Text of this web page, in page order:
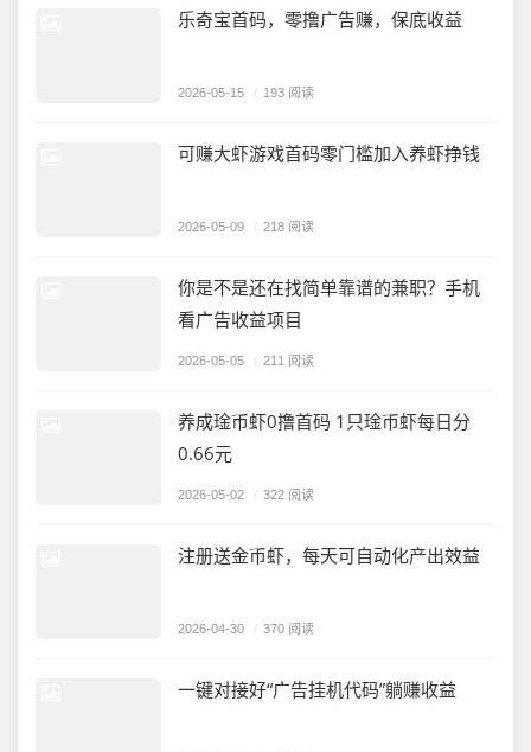
乐奇宝首码，零撸广告赚，保底收益
2026-05-15 / 193 阅读
可赚大虾游戏首码零门槛加入养虾挣钱
2026-05-09 / 218 阅读
你是不是还在找简单靠谱的兼职？手机
看广告收益项目
2026-05-05 / 211 阅读
养成琻币虾0撸首码 1只琻币虾每日分
0.66元
2026-05-02 / 322 阅读
注册送金币虾，每天可自动化产出效益
2026-04-30 / 370 阅读
一键对接好“广告挂机代码”躺赚收益